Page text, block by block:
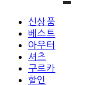
신상품
베스트
아우터
셔츠
구르카
할인